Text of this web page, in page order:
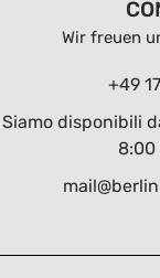
Wir freuen
+49
Siamo disponibili
8:00